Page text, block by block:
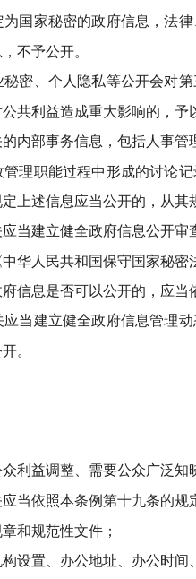
国家秘密的政府信息，法
不予公开。
密、个人隐私等公开会对
共利益造成重大影响的，予
内部事务信息，包括人事管
理职能过程中形成的讨论
上述信息应当公开的，从其
当建立健全政府信息公开审
华人民共和国保守国家秘
信息是否可以公开的，应
当建立健全政府信息管理
。
利益调整、需要公众广泛知
当依照本条例第十九条的规
和规范性文件；
构设置、办公地址、办公时